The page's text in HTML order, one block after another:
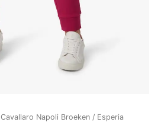
Cavallaro Napoli Broeken / Esperia